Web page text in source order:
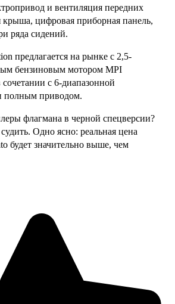
и вентиляция передних
цифровая приборная панель,
ряда сидений.
предлагается на рынке с 2,5-
бензиновым мотором MPI
с 6-диапазонной
полным приводом.
флагмана в черной спецверсии?
Одно ясно: реальная цена
будет значительно выше, чем